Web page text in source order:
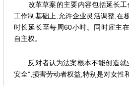
改革草案的主要内容包括延长工
工作制基础上,允许企业灵活调整,在
时长延长至每周60小时。同时雇主
自主权。
反对者认为法案根本不能创造就
安全”,损害劳动者权益,特别是对女性